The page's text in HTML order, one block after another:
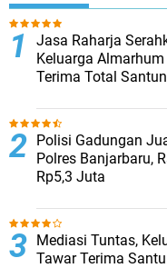
Jasa Raharja
Keluarga
Terima Total
Polisi Gadungan
Polres Banjarbaru,
Rp5,3 Juta
Mediasi Tuntas,
Tawar Terima